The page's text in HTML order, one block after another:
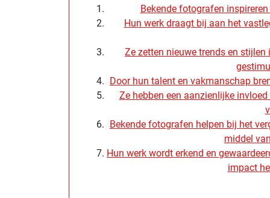
Bekende fotografen
Hun werk draagt bij aan het
Ze zetten nieuwe trends en
Door hun talent en vakmanschap
Ze hebben een aanzienlijke
Bekende fotografen helpen bij het
middel
Hun werk wordt erkend en
impact